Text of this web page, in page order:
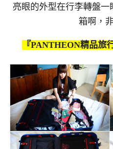
亮眼的外型在行李轉盤
箱啊，
『PANTHEON精品旅